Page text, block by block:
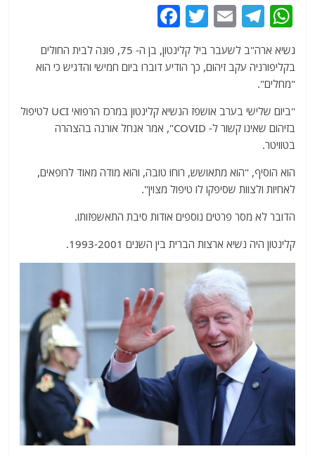
W
at
s
A
p
p
T
el
e
g
ra
m
E
m
ai
T
w
itt
c
b
o
k
נשיא ארה"ב לשעבר ביל קלינטון, בן ה- 75, פונה לבית החולים
בקליפורניה עקב זיהום, כך הודיע ​​דוברו ביום חמישי והדגיש כי הוא
"מחלים".
"ביום שלישי בערב אושפז הנשיא קלינטון במרכז הרפואי UCI לטיפול
בזיהום שאינו קשור ל- COVID", אמר אנחל אורנה בהצהרה
בטוויטר.
הוא הוסיף, "הוא מתאושש, רוחו טובה, והוא מודה מאוד לרופאים,
לאחיות ולצוות שסיפקו לו טיפול מצוין".
הדובר לא מסר פרטים נוספים אודות סיבת התאשפזותו.
קלינטון היה נשיא ארצות הברית בין השנים 1993-2001.